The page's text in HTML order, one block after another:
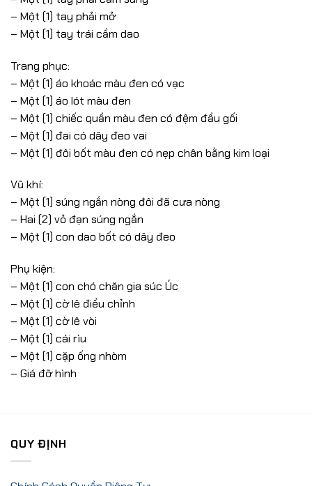
– Một (1) tay phải mở
– Một (1) tay trái cầm dao
Trang phục:
– Một (1) áo khoác màu đen có vạc
– Một (1) áo lót màu đen
– Một (1) chiếc quần màu đen có đệm đầu gối
– Một (1) đai có dây đeo vai
– Một (1) đôi bốt màu đen có nẹp chân bằng kim loại
Vũ khí:
– Một (1) súng ngắn nòng đôi đã cưa nòng
– Hai (2) vỏ đạn súng ngắn
– Một (1) con dao bốt có dây đeo
Phụ kiện:
– Một (1) con chó chăn gia súc Úc
– Một (1) cờ lê điều chỉnh
– Một (1) cờ lê vòi
– Một (1) cái rìu
– Một (1) cặp ống nhòm
– Giá đỡ hình
QUY ĐỊNH